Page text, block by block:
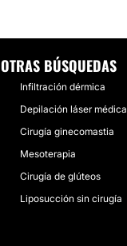
OTRAS BÚSQUEDAS
Infiltración dérmica
Depilación láser médica
Cirugía ginecomastia
Mesoterapia
Cirugía de glúteos
Liposucción sin cirugía